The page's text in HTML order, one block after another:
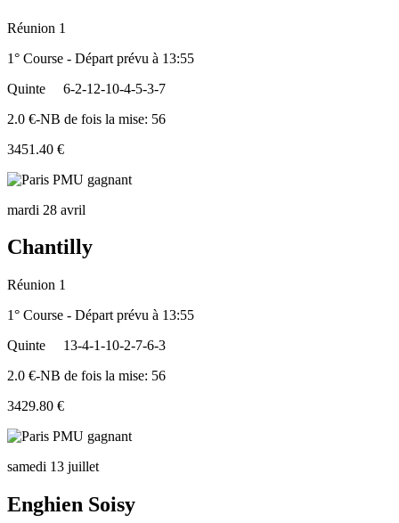
Réunion 1
1° Course - Départ prévu à 13:55
Quinte
6-2-12-10-4-5-3-7
2.0 €-NB de fois la mise: 56
3451.40 €
mardi 28 avril
Chantilly
Réunion 1
1° Course - Départ prévu à 13:55
Quinte
13-4-1-10-2-7-6-3
2.0 €-NB de fois la mise: 56
3429.80 €
samedi 13 juillet
Enghien Soisy